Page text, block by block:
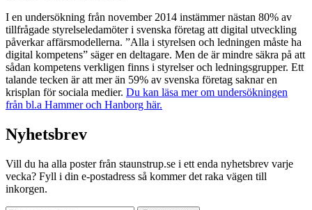
I en undersökning från november 2014 instämmer nästan 80% av
tillfrågade styrelseledamöter i svenska företag att digital utveckling
påverkar affärsmodellerna. ”Alla i styrelsen och ledningen måste ha
digital kompetens” säger en deltagare. Men de är mindre säkra på att
sådan kompetens verkligen finns i styrelser och ledningsgrupper. Ett
talande tecken är att mer än 59% av svenska företag saknar en
krisplan för sociala medier. Du kan läsa mer om undersökningen
från bl.a Hammer och Hanborg här.
Nyhetsbrev
Vill du ha alla poster från staunstrup.se i ett enda nyhetsbrev varje
vecka? Fyll i din e-postadress så kommer det raka vägen till
inkorgen.